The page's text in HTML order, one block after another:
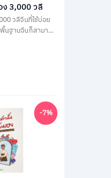
3,000 วลี
วลีจีนที่ใช้บ่อย
นฐานจีนก็สามารถ
-7%